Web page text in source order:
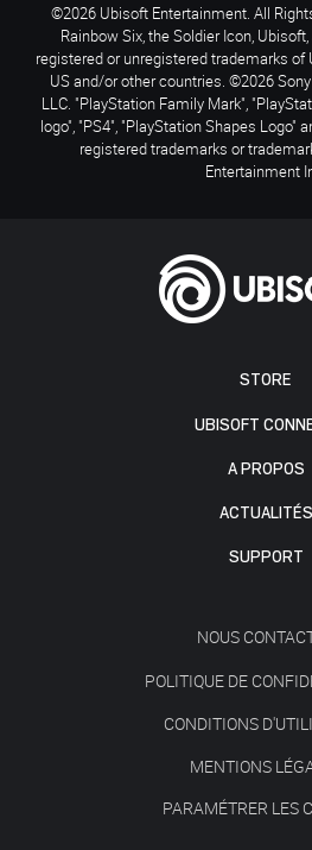
STORE
UBISOFT
A PROPOS
ACTUALITÉS
SUPPORT
NOUS
POLITIQUE DE
CONDITIONS
MENTIONS
PARAMÉTRER LES
©2026 Ubisoft Entertainment. All
Rainbow Six, the Soldier Icon,
registered or unregistered trademarks
US and/or other countries. ©2026
LLC. "PlayStation Family Mark",
logo", "PS4", "PlayStation Shapes Logo"
registered trademarks or
Entertainment